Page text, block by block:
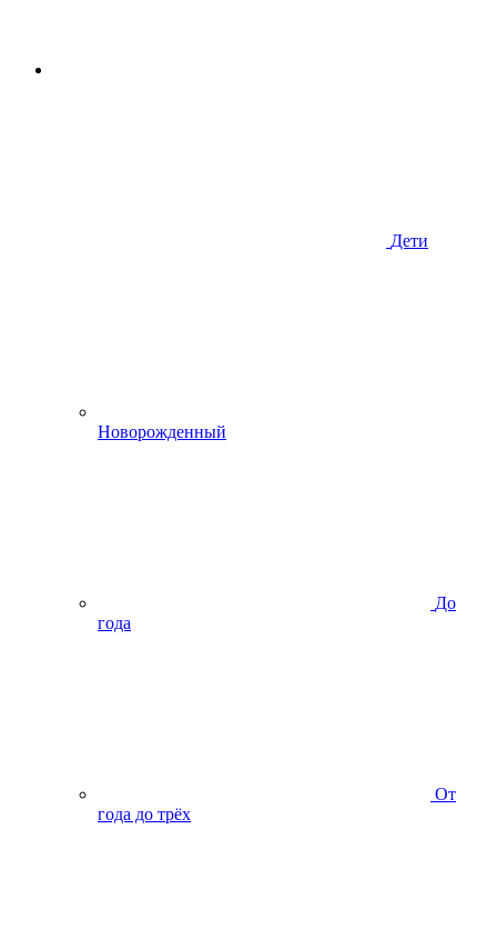
Дети
Новорожденный
До
года
От
года до трёх